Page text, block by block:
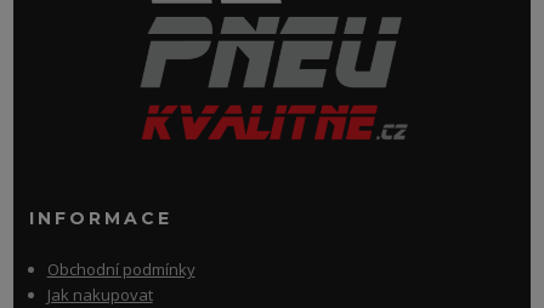
INFORMACE
Obchodní podmínky
Jak nakupovat